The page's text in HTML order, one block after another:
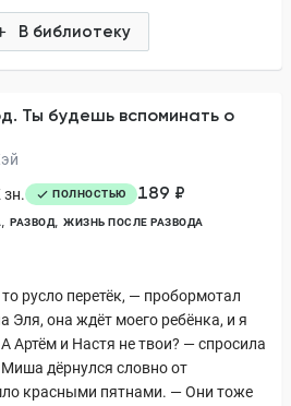
В библиотеку
Ты будешь вспоминать о
зн.
ПОЛНОСТЬЮ 189 ₽
РАЗВОД ЖИЗНЬ ПОСЛЕ РАЗВОДА
русло перетёк, — пробормотал
она ждёт моего ребёнка, и я
Артём и Настя не твои? — спросила
дёрнулся словно от
красными пятнами. — Они тоже